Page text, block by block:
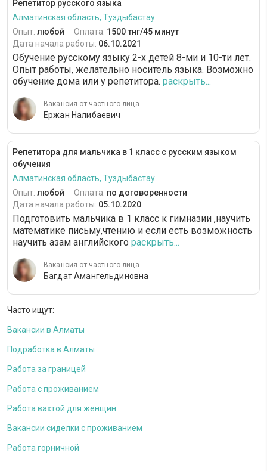
Репетитор русского языка
Алматинская область, Туздыбастау
Опыт: любой Оплата: 1500 тнг/45 минут
Дата начала работы: 06.10.2021
Обучение русскому языку 2-х детей 8-ми и 10-ти лет.
Опыт работы, желательно носитель языка. Возможно
обучение дома или у репетитора. раскрыть...
Вакансия от частного лица
Ержан Налибаевич
Репетитора для мальчика в 1 класс с русским языком
обучения
Алматинская область, Туздыбастау
Опыт: любой Оплата: по договоренности
Дата начала работы: 05.10.2020
Подготовить мальчика в 1 класс к гимназии ,научить
математике письму,чтению и если есть возможность
научить азам английского раскрыть...
Вакансия от частного лица
Багдат Амангельдиновна
Часто ищут:
Вакансии в Алматы
Подработка в Алматы
Работа за границей
Работа с проживанием
Работа вахтой для женщин
Вакансии сиделки с проживанием
Работа горничной